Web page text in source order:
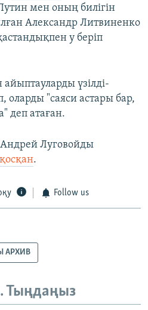
мен оның билігін
Александр Литвиненко
у беріп
айыптауларды үзілді-
оларды "саяси астары бар,
деп атаған.
Луговойды
қосқан.
Follow us
АРХИВ
Тыңдаңыз